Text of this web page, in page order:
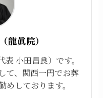
龍眞院）
小田昌良）です。
て、関西一円でお葬
しております。